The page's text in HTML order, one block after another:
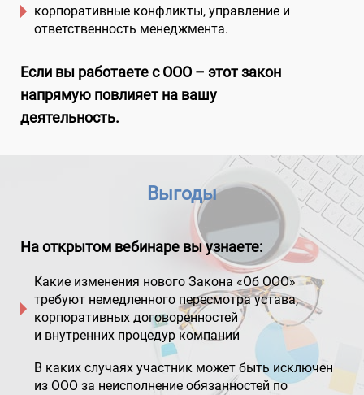
корпоративные конфликты, управление и
ответственность менеджмента.
Если вы работаете с ООО – этот закон
напрямую повлияет на вашу
деятельность.
Выгоды
На открытом вебинаре вы узнаете:
Какие изменения нового Закона «Об ООО»
требуют немедленного пересмотра устава,
корпоративных договоренностей
и внутренних процедур компании
В каких случаях участник может быть исключен
из ООО за неисполнение обязанностей по